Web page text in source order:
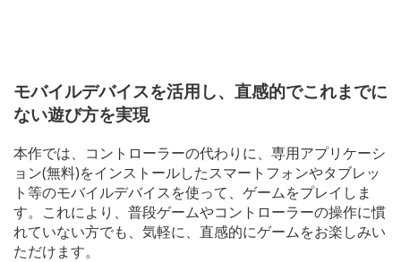
モバイルデバイスを活用し、直感的でこれまでに
ない遊び方を実現
本作では、コントローラーの代わりに、専用アプリケーシ
ョン(無料)をインストールしたスマートフォンやタブレッ
ト等のモバイルデバイスを使って、ゲームをプレイしま
す。これにより、普段ゲームやコントローラーの操作に慣
れていない方でも、気軽に、直感的にゲームをお楽しみい
ただけます。